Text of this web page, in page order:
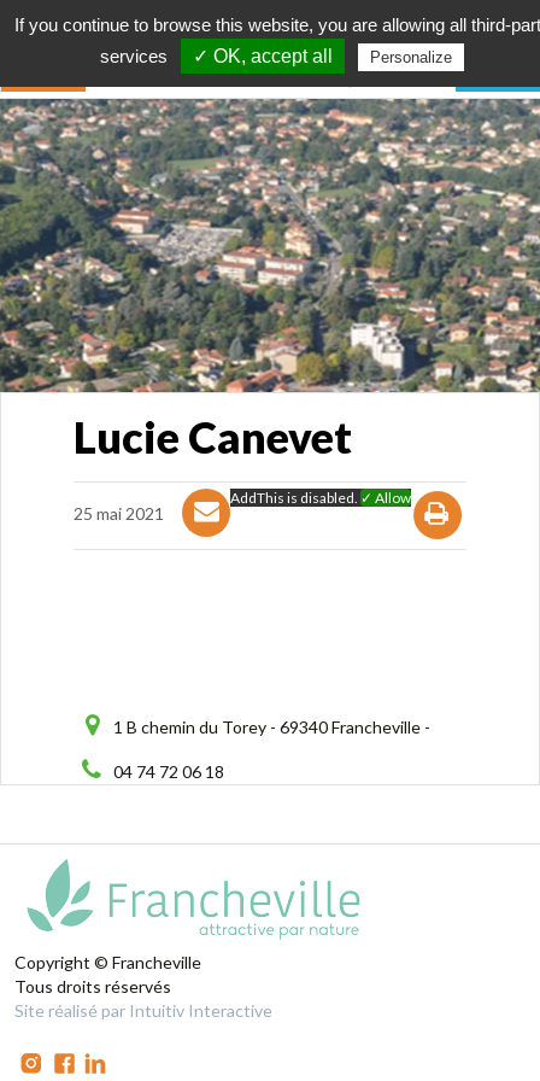
Lucie Canevet
25 mai 2021
AddThis is disabled. ✓ Allow
1 B chemin du Torey - 69340 Francheville -
04 74 72 06 18
Copyright © Francheville
Tous droits réservés
Site réalisé par Intuitiv Interactive
If you continue to browse this website, you are allowing all third-
services
✓ OK, accept all Personalize